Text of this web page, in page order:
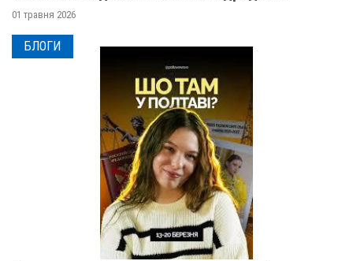
01 травня 2026
БЛОГИ